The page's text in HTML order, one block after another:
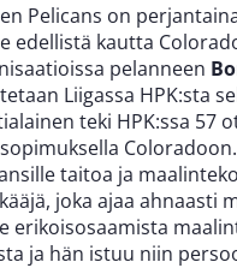
Pelicans on
edellistä kautta
pelanneen
Liigassa HPK:sta
teki HPK:ssa 57
taitoa ja
joka ajaa ahnaasti
erikoisosaamista
ja hän istuu niin